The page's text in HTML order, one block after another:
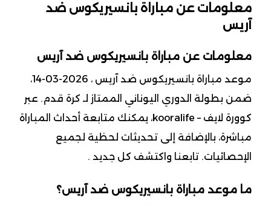
معلومات عن مباراة بانسيريكوس ضد
آريس
معلومات عن مباراة بانسيريكوس ضد آريس
موعد مباراة بانسيريكوس ضد آريس ، 2026-03-14،
ضمن بطولة الدوري اليوناني الممتاز لـ كرة قدم. عبر
كوورة لايف – kooralife، يمكنك متابعة أحداث المباراة
مباشرة، بالإضافة إلى تحديثات لحظية لجميع
الإحصائيات. تابعنا واكتشف كل جديد .
ما موعد مباراة بانسيريكوس ضد آريس؟